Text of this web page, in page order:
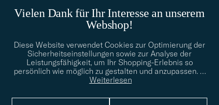
Vielen Dank für Ihr Interesse an unserem
Webshop!
Diese Website verwendet Cookies zur Optimierung der
Sicherheitseinstellungen sowie zur Analyse der
Leistungsfähigkeit, um Ihr Shopping-Erlebnis so
persönlich wie möglich zu gestalten und anzupassen. …
Weiterlesen
info@careofcarl.de
Benötigen Sie Hilfe bei der Suche nach Ihrem persönlichen Stil?
Wenden Sie sich an uns, wir helfen Ihnen gerne weiter!
STILBERATUNG